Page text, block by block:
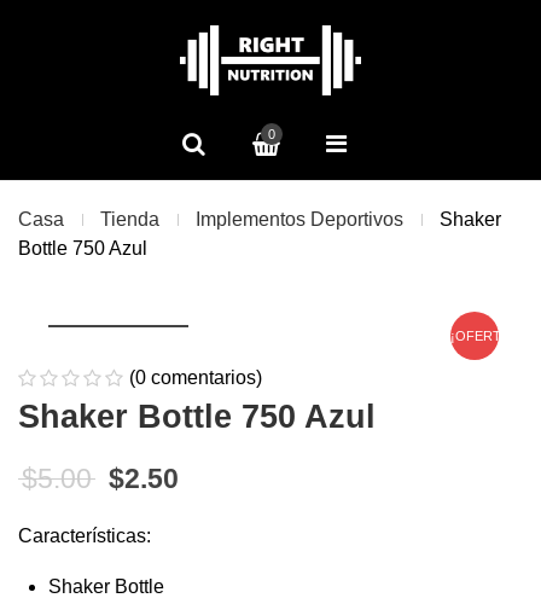
0
Casa Tienda Implementos Deportivos
Shaker
Bottle 750 Azul
¡OFERTA!
0
5
based
on
0
customer
(0 comentarios)
Shaker Bottle 750 Azul
$5.00 El precio original era: $5.00.
$2.50
Características:
Shaker Bottle